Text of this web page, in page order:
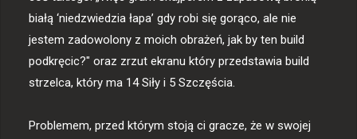
białą ‘niedzwiedzia łapa’ gdy robi się gorąco, ale nie
jestem zadowolony z moich obrażeń, jak by ten build
podkręcic?" oraz zrzut ekranu który przedstawia build
strzelca, który ma 14 Siły i 5 Szczęścia.
Problemem, przed którym stoją ci gracze, że w swojej